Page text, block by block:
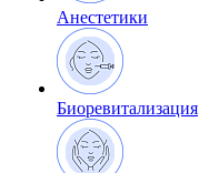
Анестетики
Биоревитализация